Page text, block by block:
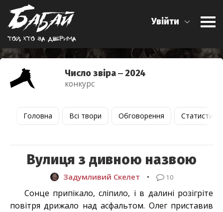
Той, хто за дверима
Увійти
Число звіра ‒ 2024
конкурс
Головна Всі твори Обговорення Статистика
Вулиця з дивною назвою
Задумливий Скелет • 10
Сонце припікало, сліпило, і в далині розігріте
повітря дрижало над асфальтом. Олег приставив